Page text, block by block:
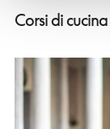
Corsi di